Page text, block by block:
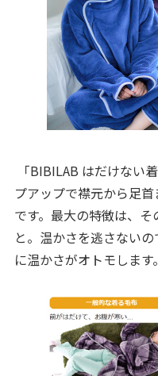
「BIBILAB はだけない
プアップで襟元から足
です。最大の特徴は、
と。温かさを逃さない
に温かさがオトモします。